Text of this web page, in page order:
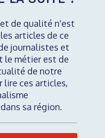
de qualité n'est
articles de ce
journalistes et
le métier est de
de notre
lire ces articles,
sa région.